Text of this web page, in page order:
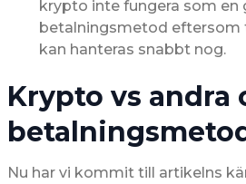
krypto inte fungera som en
betalningsmetod eftersom
kan hanteras snabbt nog.
Krypto vs andra
Nu har vi kommit till artikelns